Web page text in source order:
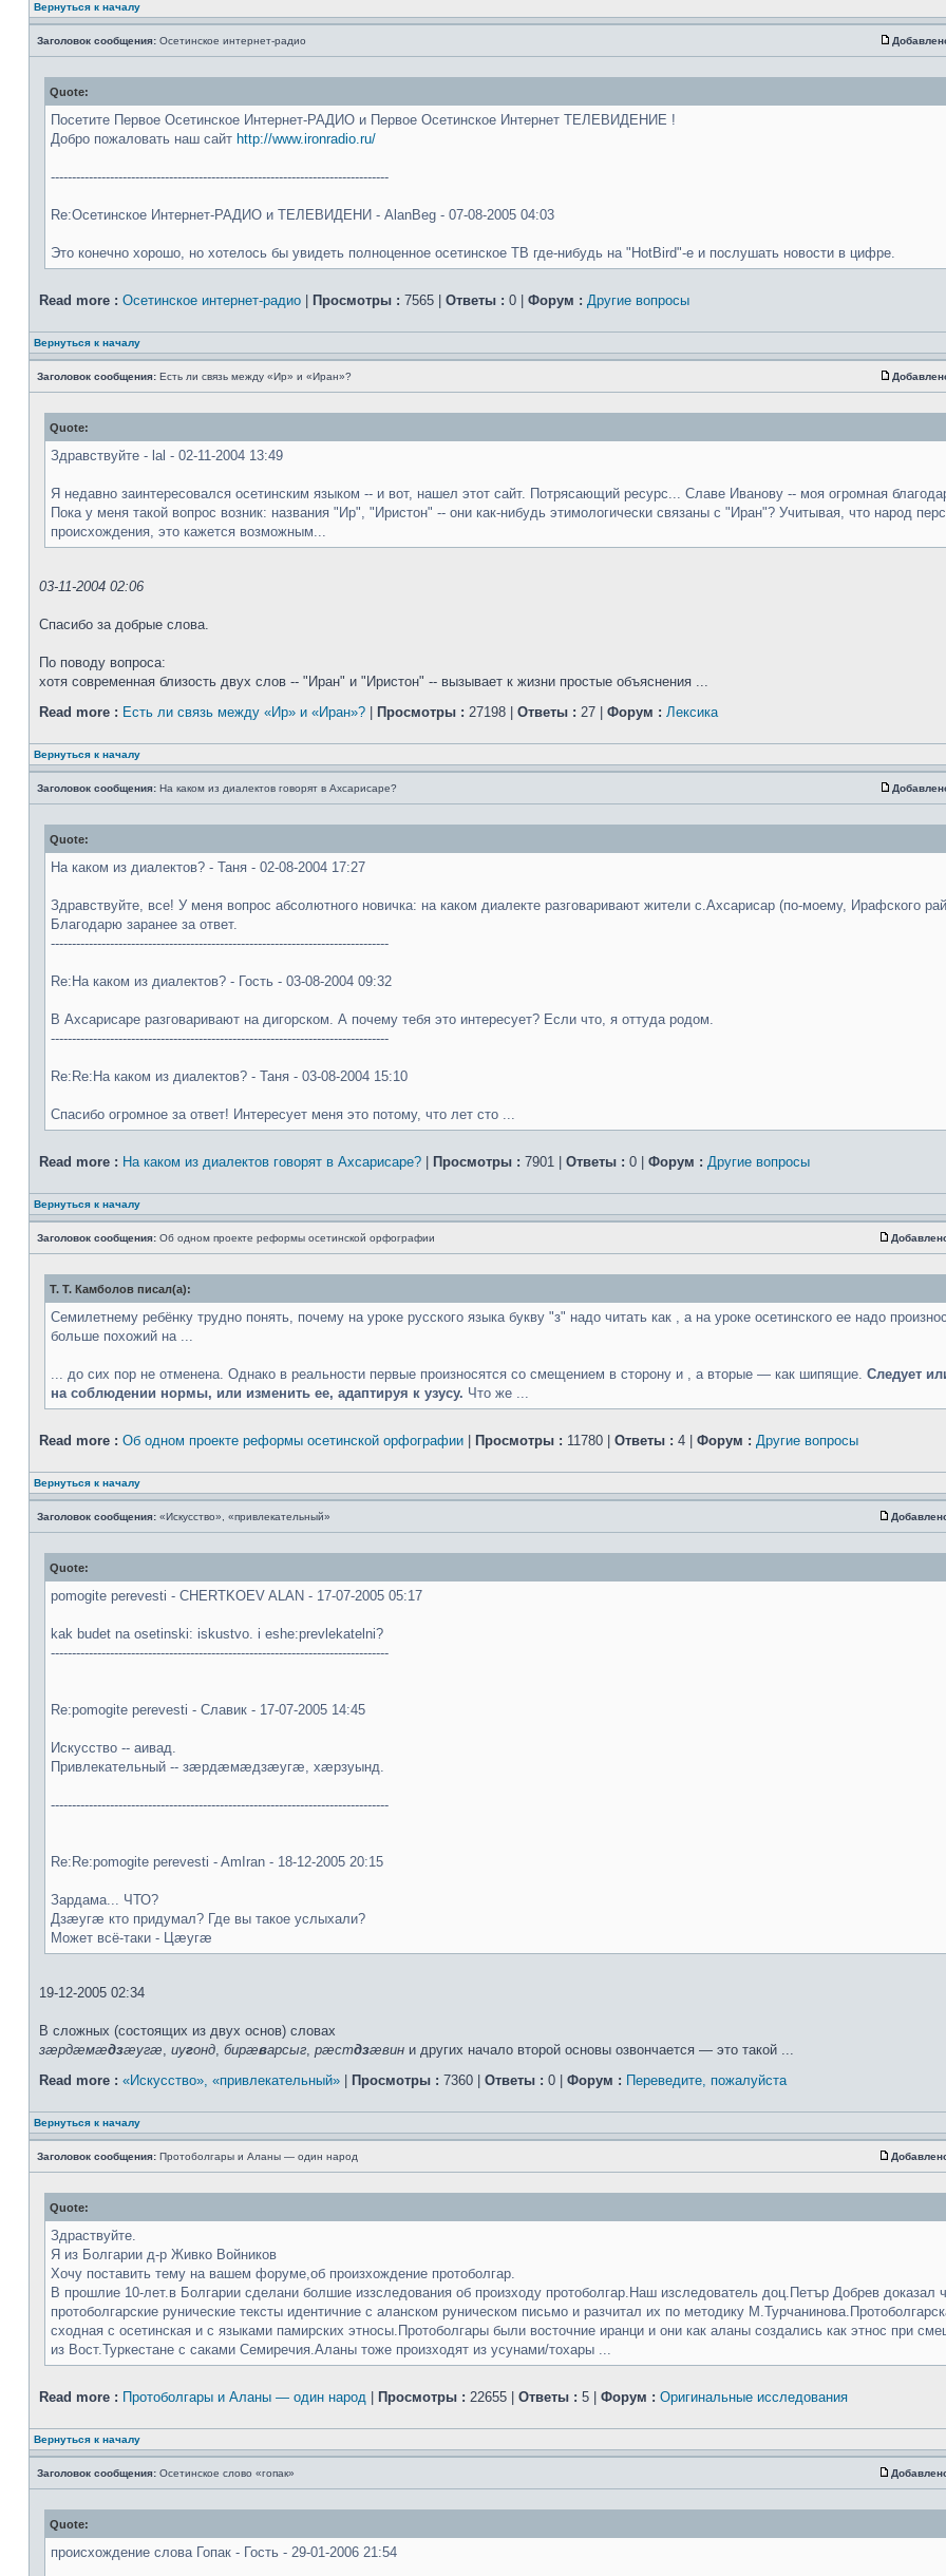
Вернуться к началу
Заголовок сообщения: Осетинское интернет-радио
Quote:
Посетите Первое Осетинское Интернет-РАДИО и Первое Осетинское Интернет ТЕЛЕВИДЕНИЕ !
Добро пожаловать наш сайт http://www.ironradio.ru/
--------------------------------------------------------------------------------
Re:Осетинское Интернет-РАДИО и ТЕЛЕВИДЕНИ - AlanBeg - 07-08-2005 04:03
Это конечно хорошо, но хотелось бы увидеть полноценное осетинское ТВ где-нибудь на "HotBird"-е и послушать новости в цифре.
Read more : Осетинское интернет-радио Просмотры : 7565 | Ответы : 0 | Форум : Другие вопросы
Вернуться к началу
Заголовок сообщения: Есть ли связь между «Ир» и «Иран»?
Quote:
Здравствуйте - lal - 02-11-2004 13:49
Я недавно заинтересовался осетинским языком -- и вот, нашел этот сайт. Потрясающий ресурс... Славе Иванову -- моя огромная
Пока у меня такой вопрос возник: названия "Ир", "Иристон" -- они как-нибудь этимологически связаны с "Иран"? Учитывая, что народ
происхождения, это кажется возможным...
03-11-2004 02:06
Спасибо за добрые слова.
По поводу вопроса:
хотя современная близость двух слов -- "Иран" и "Иристон" -- вызывает к жизни простые объяснения ...
Read more : Есть ли связь между «Ир» и «Иран»? Просмотры : 27198 | Ответы : 27 | Форум : Лексика
Вернуться к началу
Заголовок сообщения: На каком из диалектов говорят в Ахсарисаре?
Quote:
На каком из диалектов? - Таня - 02-08-2004 17:27
Здравствуйте, все! У меня вопрос абсолютного новичка: на каком диалекте разговаривают жители с.Ахсарисар (по-моему, Ирафского
Благодарю заранее за ответ.
--------------------------------------------------------------------------------
Re:На каком из диалектов? - Гость - 03-08-2004 09:32
В Ахсарисаре разговаривают на дигорском. А почему тебя это интересует? Если что, я оттуда родом.
--------------------------------------------------------------------------------
Re:Re:На каком из диалектов? - Таня - 03-08-2004 15:10
Спасибо огромное за ответ! Интересует меня это потому, что лет сто ...
Read more : На каком из диалектов говорят в Ахсарисаре? Просмотры : 7901 | Ответы : 0 | Форум : Другие вопросы
Вернуться к началу
Заголовок сообщения: Об одном проекте реформы осетинской орфографии
Т. Т. Камболов писал(а):
Семилетнему ребёнку трудно понять, почему на уроке русского языка букву "з" надо читать как , а на уроке осетинского ее надо
больше похожий на ...
... до сих пор не отменена. Однако в реальности первые произносятся со смещением в сторону и , а вторые — как шипящие. Следует
на соблюдении нормы, или изменить ее, адаптируя к узусу. Что же ...
Read more : Об одном проекте реформы осетинской орфографии Просмотры : 11780 | Ответы : 4 | Форум : Другие вопросы
Вернуться к началу
Заголовок сообщения: «Искусство», «привлекательный»
Quote:
pomogite perevesti - CHERTKOEV ALAN - 17-07-2005 05:17
kak budet na osetinski: iskustvo. i eshe:prevlekatelni?
--------------------------------------------------------------------------------
Re:pomogite perevesti - Славик - 17-07-2005 14:45
Искусство -- аивад.
Привлекательный -- зæрдæмæдзæугæ, хæрзуынд.
--------------------------------------------------------------------------------
Re:Re:pomogite perevesti - AmIran - 18-12-2005 20:15
Зардама... ЧТО?
Дзæугæ кто придумал? Где вы такое услыхали?
Может всё-таки - Цæугæ
19-12-2005 02:34
В сложных (состоящих из двух основ) словах
зæрдæмæдзæугæ, иугонд, бирæварсыг, рæстдзæвин и других начало второй основы озвончается — это такой ...
Read more : «Искусство», «привлекательный» Просмотры : 7360 | Ответы : 0 | Форум : Переведите, пожалуйста
Вернуться к началу
Заголовок сообщения: Протоболгары и Аланы — один народ
Quote:
Здраствуйте.
Я из Болгарии д-р Живко Войников
Хочу поставить тему на вашем форуме,об произхождение протоболгар.
В прошлие 10-лет.в Болгарии сделани болшие иззследования об произходу протоболгар.Наш изследователь доц.Петър Добрев доказал
протоболгарские рунические тексты идентичние с аланском руническом письмо и разчитал их по методику
сходная с осетинская и с языками памирских этносы.Протоболгары были восточние иранци и они как аланы создались как этнос при
из Вост.Туркестане с саками Семиречия.Аланы тоже произходят из усунами/тохары ...
Read more : Протоболгары и Аланы — один народ Просмотры : 22655 | Ответы : 5 | Форум : Оригинальные исследования
Вернуться к началу
Заголовок сообщения: Осетинское слово «гопак»
Quote:
происхождение слова Гопак - Гость - 29-01-2006 21:54